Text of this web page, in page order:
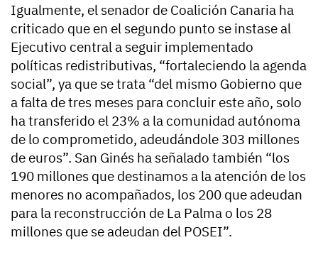
Igualmente, el senador de Coalición Canaria ha
criticado que en el segundo punto se instase al
Ejecutivo central a seguir implementado
políticas redistributivas, “fortaleciendo la agenda
social”, ya que se trata “del mismo Gobierno que
a falta de tres meses para concluir este año, solo
ha transferido el 23% a la comunidad autónoma
de lo comprometido, adeudándole 303 millones
de euros”. San Ginés ha señalado también “los
190 millones que destinamos a la atención de los
menores no acompañados, los 200 que adeudan
para la reconstrucción de La Palma o los 28
millones que se adeudan del POSEI”.